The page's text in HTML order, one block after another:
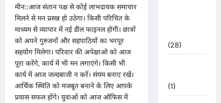
मीन::आज संतान पक्ष से कोई लाभदायक समाचार
मिलने से मन प्रसन्न हो उठेगा। किसी परिचित के
माध्यम से व्यापार में नई डील फाइनल होगी। छात्रों
को अपने गुरुजनों और सहपाठियों का भरपूर
सहयोग मिलेगा। परिवार की अपेक्षाओ को आज
पूरा करेंगे, कार्य में भी मन लगाएंगे। किसी भी
कार्य में आज जल्दबाजी न करें। संयम बनाए रखें।
आर्थिक स्थिति को मजबूत बनाने के लिए आपके
प्रयास सफल होंगे। युवाओं को आज ऑफिस में
(28)
(1)